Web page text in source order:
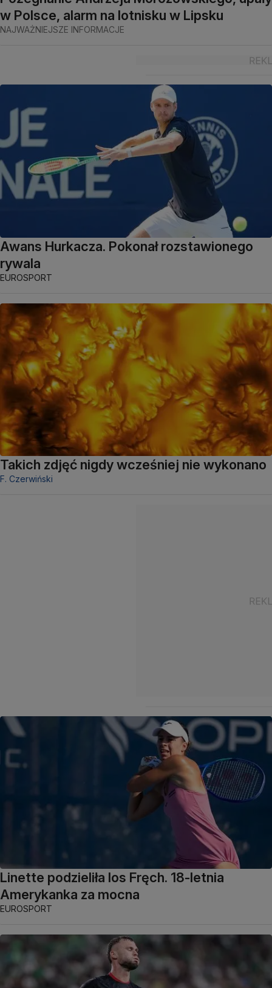
w Polsce, alarm na lotnisku w Lipsku
NAJWAŻNIEJSZE INFORMACJE
Awans Hurkacza. Pokonał rozstawionego
rywala
EUROSPORT
Takich zdjęć nigdy wcześniej nie wykonano
F. Czerwiński
Linette podzieliła los Fręch. 18-letnia
Amerykanka za mocna
EUROSPORT